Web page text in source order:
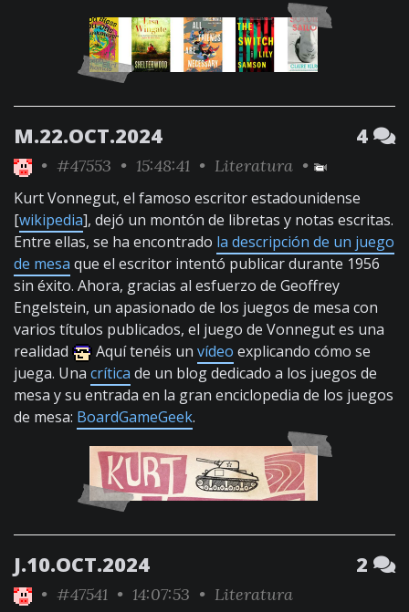
M.22.OCT.2024 4
• #47553 • 15:48:41 • Literatura •
Kurt Vonnegut, el famoso escritor estadounidense
[wikipedia], dejó un montón de libretas y notas escritas.
Entre ellas, se ha encontrado la descripción de un juego
de mesa que el escritor intentó publicar durante 1956
sin éxito. Ahora, gracias al esfuerzo de Geoffrey
Engelstein, un apasionado de los juegos de mesa con
varios títulos publicados, el juego de Vonnegut es una
realidad
Aquí tenéis un vídeo explicando cómo se
juega. Una crítica de un blog dedicado a los juegos de
mesa y su entrada en la gran enciclopedia de los juegos
de mesa: BoardGameGeek.
J.10.OCT.2024 2
• #47541 • 14:07:53 • Literatura